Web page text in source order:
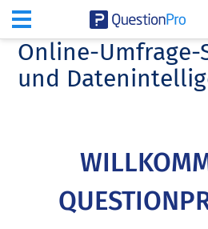
Skip
main
Skip
footer
Online-Umfrage-
und